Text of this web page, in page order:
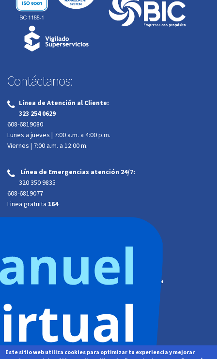
Contáctanos:
Línea de Atención al Cliente:
323 254 0629
608-6819080
Lunes a jueves | 7:00 a.m. a 4:00 p.m.
Viernes | 7:00 a.m. a 12:00 m.
Línea de Emergencias atención 24/7:
320 350 9835
608-6819077
Linea gratuita 164
Dirección:
Calle 34A # 34-29 Trr 2 B. Barzal. Villavicencio, Meta
Viernes | 7:00 a.m. a
12:00 m. jornada continua
Este sitio web utiliza cookies para optimizar tu experiencia y mejorar